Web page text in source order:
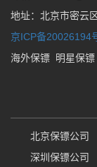
地址：北京市密云
京ICP备20026194
海外保镖
明星保镖
北京保镖公司
深圳保镖公司